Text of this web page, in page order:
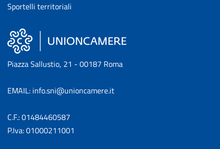
Sportelli territoriali
Piazza Sallustio, 21 - 00187 Roma
EMAIL: info.sni@unioncamere.it
C.F.: 01484460587
P.Iva: 01000211001